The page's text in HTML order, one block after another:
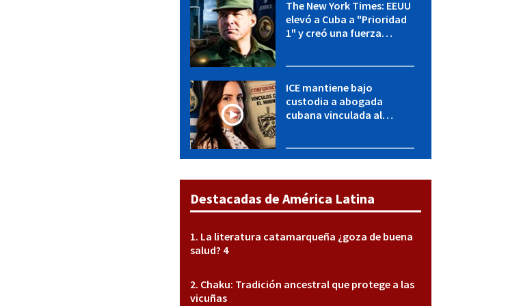
The New York Times: EEUU
elevó a Cuba a "Prioridad
1" y creó una fuerza
ICE mantiene bajo
custodia a abogada
cubana vinculada al
Destacadas de América Latina
La literatura catamarqueña ¿goza de buena
salud? 4
Chaku: Tradición ancestral que protege a las
vicuñas